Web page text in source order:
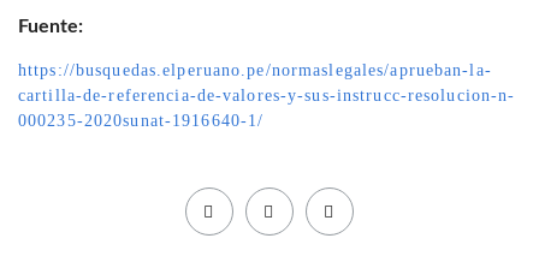
Fuente:
https://busquedas.elperuano.pe/normaslegales/aprueban-la-
cartilla-de-referencia-de-valores-y-sus-instrucc-resolucion-n-
000235-2020sunat-1916640-1/